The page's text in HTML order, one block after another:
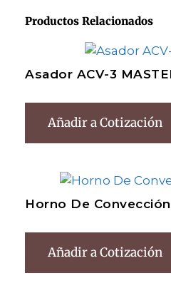
Productos Relacionados
Asador ACV-3
Añadir a Cotización
Horno De Convección
Añadir a Cotización